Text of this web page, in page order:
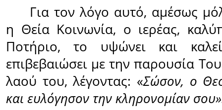
Για τον λόγο αυτό, αμέσως
η Θεία Κοινωνία, ο ιερέας,
Ποτήριο, το υψώνει και
επιβεβαιώσει με την παρουσία
λαού του, λέγοντας: «Σώσον, ο
και ευλόγησον την κληρονομίαν